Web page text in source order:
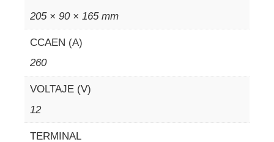
205 × 90 × 165 mm
CCAEN (A)
260
VOLTAJE (V)
12
TERMINAL